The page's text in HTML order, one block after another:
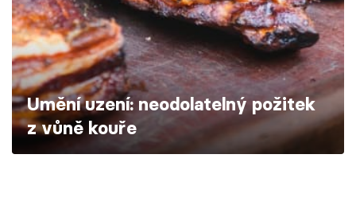
Škola vaření
Recepty z TV
Speciál: Cuketa
Těhotnej kuchař
Umění uzení: neodolatelný požitek
z vůně kouře